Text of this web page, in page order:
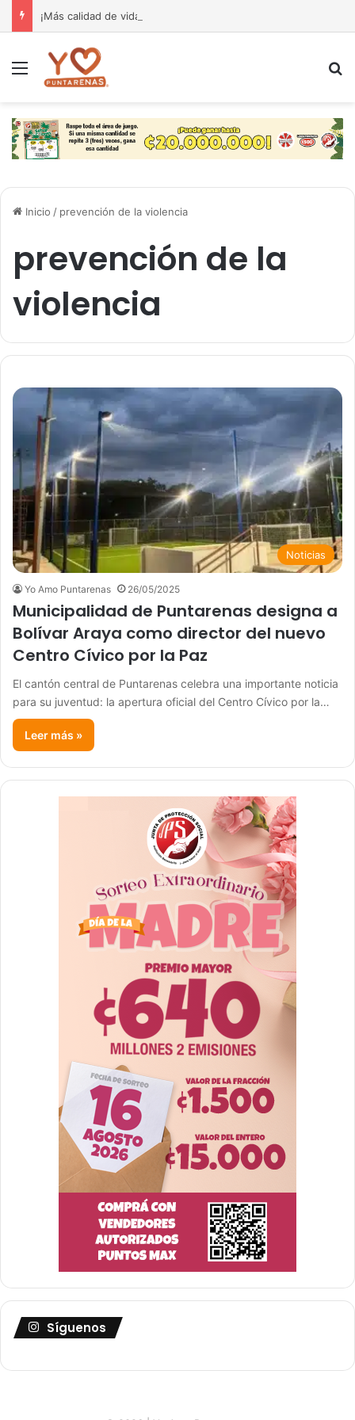
Menú
Inicio / prevención de la violencia
prevención de la
violencia
Noticias
Yo Amo Puntarenas 26/05/2025
Municipalidad de Puntarenas designa a
Bolívar Araya como director del nuevo
Centro Cívico por la Paz
El cantón central de Puntarenas celebra una importante noticia
para su juventud: la apertura oficial del Centro Cívico por la…
Leer más »
Síguenos